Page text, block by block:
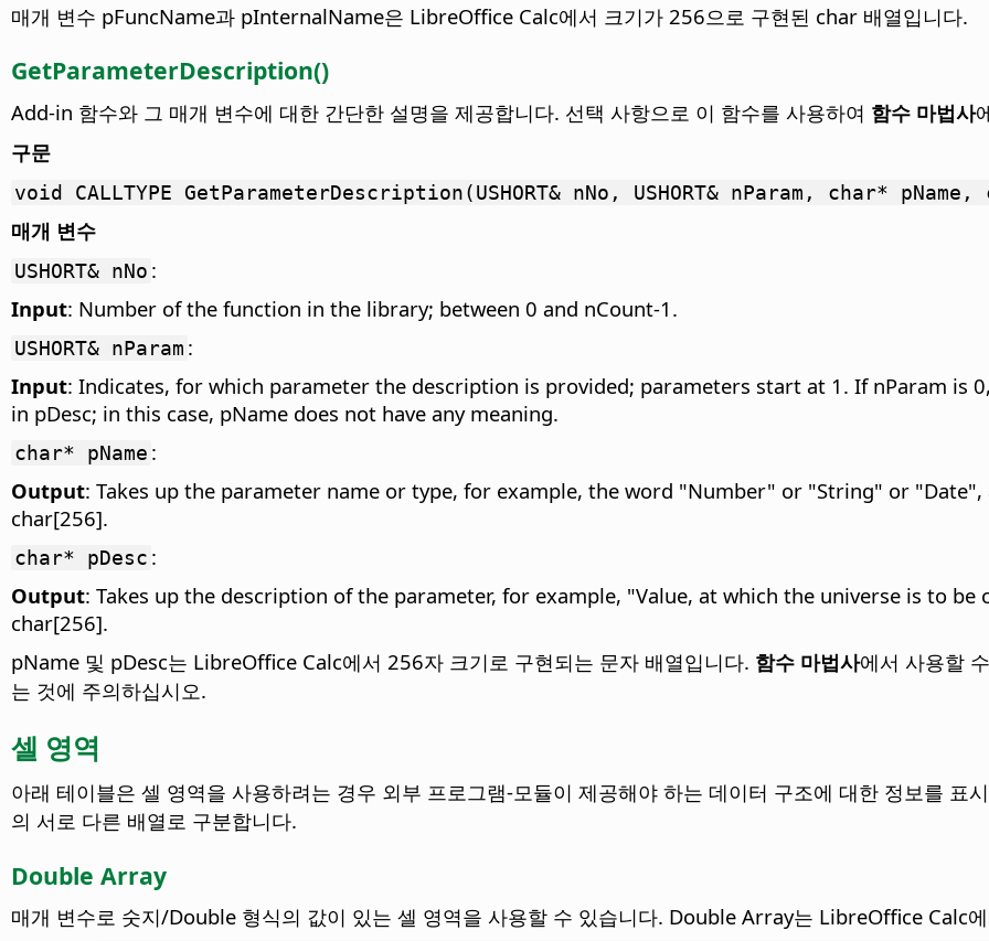
매개 변수 pFuncName과 pInternalName은 LibreOffice Calc에서 크기가 256으로 구현된 char 배열입니다.
GetParameterDescription()
Add-in 함수와 그 매개 변수에 대한 간단한 설명을 제공합니다. 선택 사항으로 이 함수를 사용하여 함수 마법사
구문
void CALLTYPE GetParameterDescription(USHORT& nNo, USHORT& nParam, char*
매개 변수
USHORT& nNo :
Input: Number of the function in the library; between 0 and nCount-1.
USHORT& nParam :
Input: Indicates, for which parameter the description is provided; parameters start at 1. If nParam is
in pDesc; in this case, pName does not have any meaning.
char* pName :
Output: Takes up the parameter name or type, for example, the word "Number" or "String" or
char[256].
char* pDesc :
Output: Takes up the description of the parameter, for example, "Value, at which the universe is to
char[256].
pName 및 pDesc는 LibreOffice Calc에서 256자 크기로 구현되는 문자 배열입니다. 함수 마법사에서 사용할
는 것에 주의하십시오.
셀 영역
아래 테이블은 셀 영역을 사용하려는 경우 외부 프로그램-모듈이 제공해야 하는 데이터 구조에 대한 정보를
의 서로 다른 배열로 구분합니다.
Double Array
매개 변수로 숫지/Double 형식의 값이 있는 셀 영역을 사용할 수 있습니다. Double Array는 LibreOffice Calc